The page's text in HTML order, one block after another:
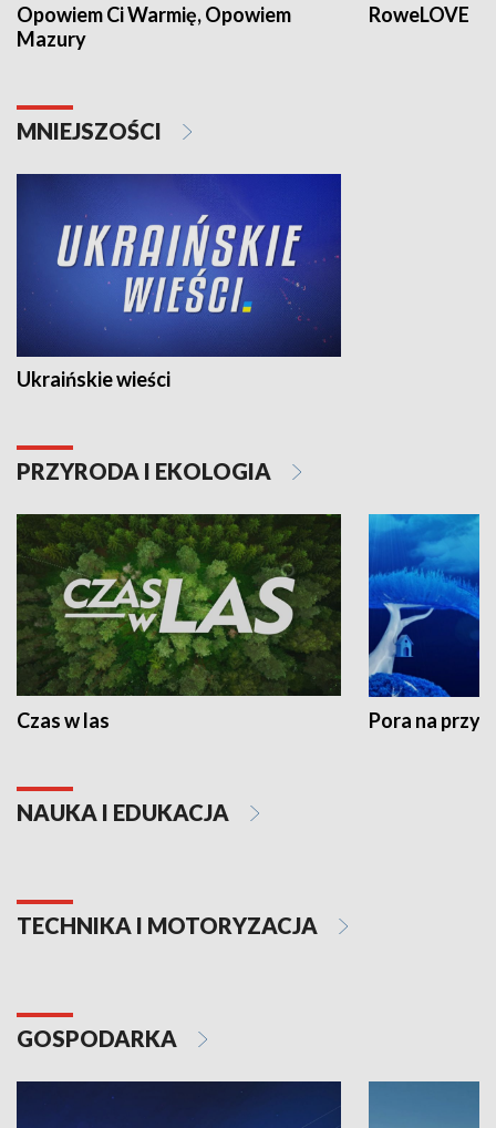
Opowiem Ci Warmię, Opowiem
Mazury
RoweLOVE
MNIEJSZOŚCI
Ukraińskie wieści
PRZYRODA I EKOLOGIA
Czas w las Pora na
NAUKA I EDUKACJA
TECHNIKA I MOTORYZACJA
GOSPODARKA